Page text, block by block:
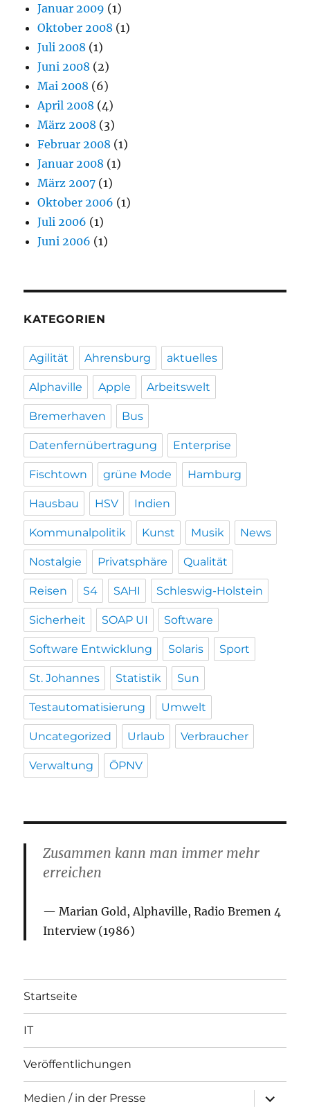
Januar 2009 (1)
Oktober 2008 (1)
Juli 2008 (1)
Juni 2008 (2)
Mai 2008 (6)
April 2008 (4)
März 2008 (3)
Februar 2008 (1)
Januar 2008 (1)
März 2007 (1)
Oktober 2006 (1)
Juli 2006 (1)
Juni 2006 (1)
KATEGORIEN
Agilität Ahrensburg aktuelles
Alphaville Apple Arbeitswelt
Bremerhaven Bus
Datenfernübertragung Enterprise
Fischtown grüne Mode Hamburg
Hausbau HSV Indien
Kommunalpolitik Kunst Musik News
Nostalgie Privatsphäre Qualität
Reisen S4 SAHI Schleswig-Holstein
Sicherheit SOAP UI Software
Software Entwicklung Solaris Sport
St. Johannes Statistik Sun
Testautomatisierung Umwelt
Uncategorized Urlaub Verbraucher
Verwaltung ÖPNV
Zusammen kann man immer mehr
erreichen
Marian Gold, Alphaville, Radio Bremen 4
Interview (1986)
Startseite
IT
Veröffentlichungen
Medien / in der Presse
öffnen